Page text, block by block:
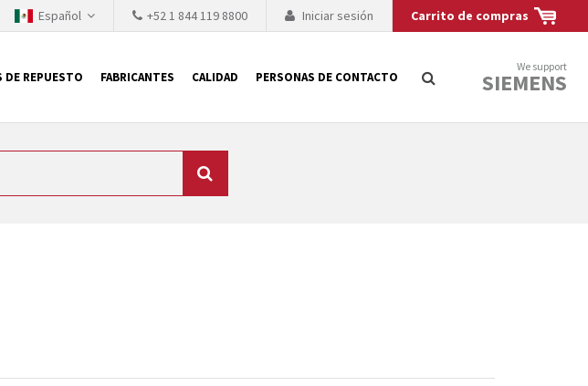
Carrito de compras
Iniciar sesión
+52 1 844 119 8800
Español
DE REPUESTO FABRICANTES CALIDAD PERSONAS DE CONTACTO
We support
SIEMENS